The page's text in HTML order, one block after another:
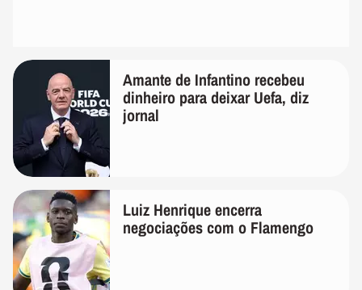
Amante de Infantino recebeu
dinheiro para deixar Uefa, diz
jornal
Luiz Henrique encerra
negociações com o Flamengo